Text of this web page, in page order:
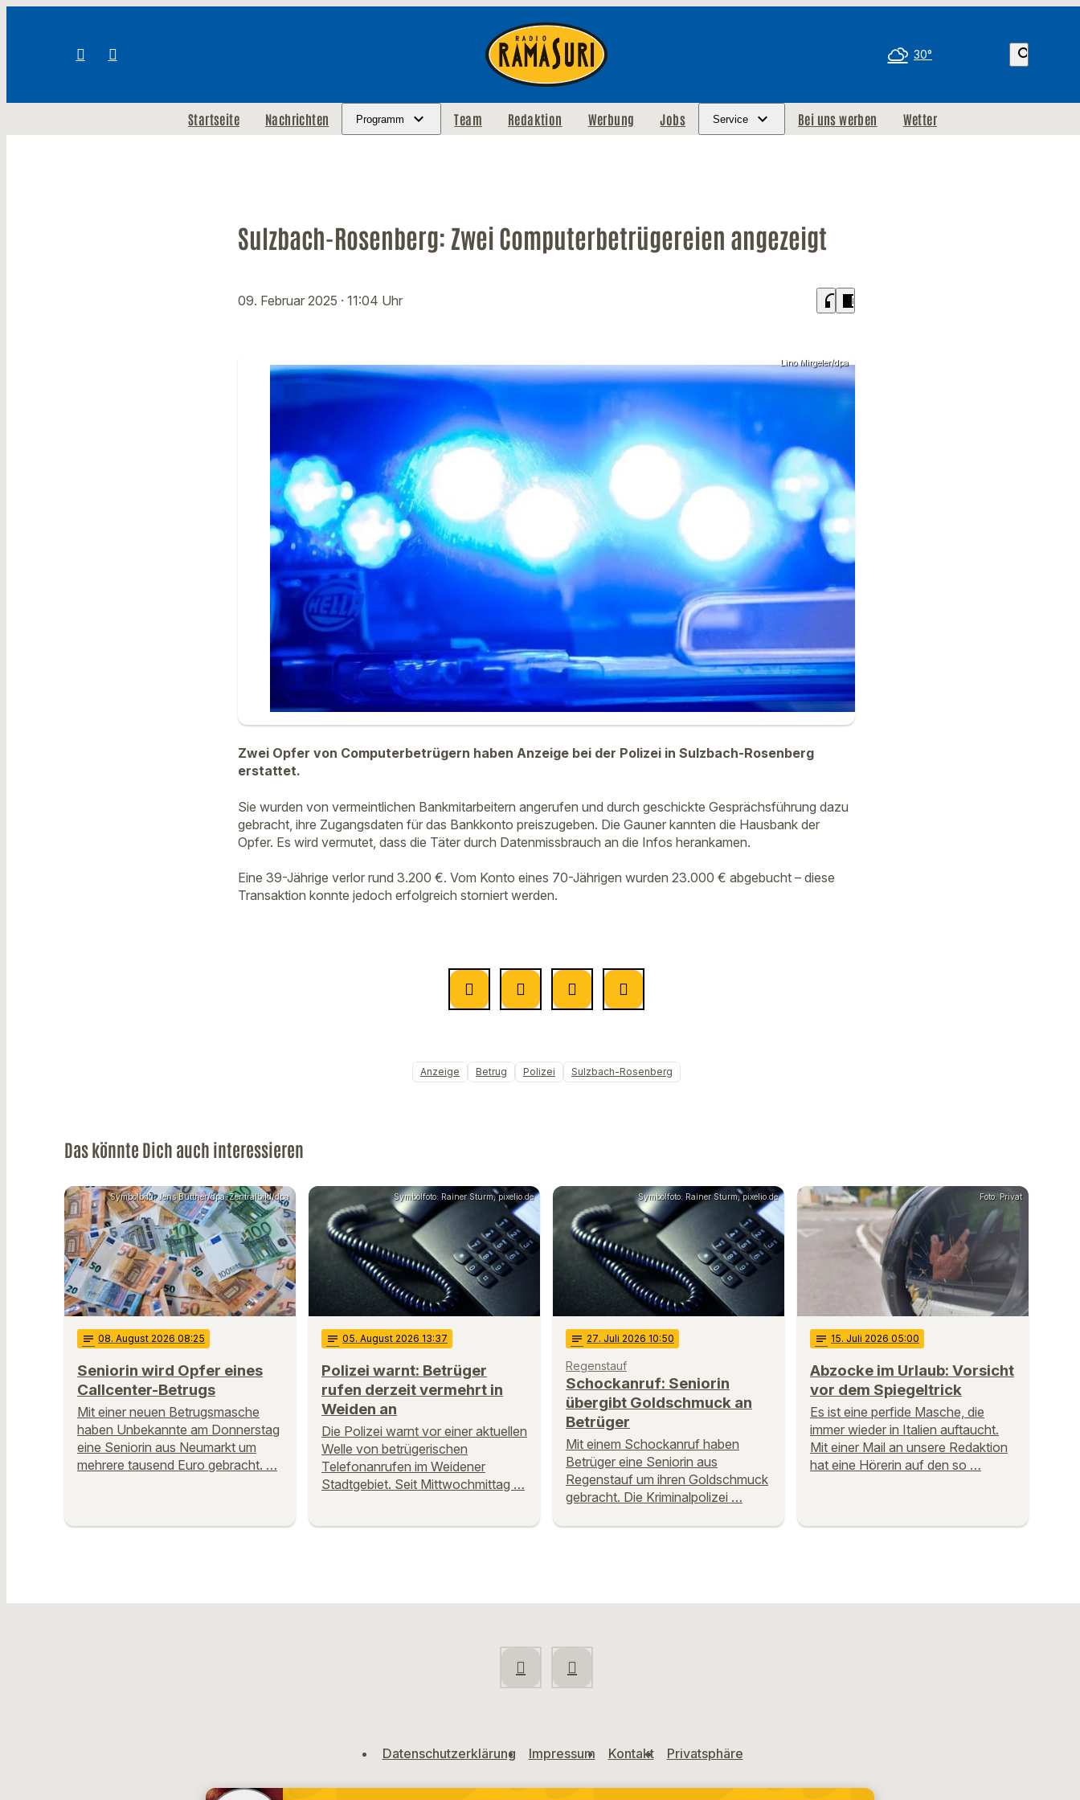
30° search
Startseite Nachrichten Programm Team Redaktion Werbung Jobs Service Bei uns werben Wetter
Sulzbach-Rosenberg: Zwei Computerbetrügereien angezeigt
09. Februar 2025 · 11:04 Uhr headphones chrome_reader_mode
Lino Mirgeler/dpa
Zwei Opfer von Computerbetrügern haben Anzeige bei der Polizei in Sulzbach-Rosenberg
erstattet.
Sie wurden von vermeintlichen Bankmitarbeitern angerufen und durch geschickte Gesprächsführung dazu
gebracht, ihre Zugangsdaten für das Bankkonto preiszugeben. Die Gauner kannten die Hausbank der
Opfer. Es wird vermutet, dass die Täter durch Datenmissbrauch an die Infos herankamen.
Eine 39-Jährige verlor rund 3.200 €. Vom Konto eines 70-Jährigen wurden 23.000 € abgebucht – diese
Transaktion konnte jedoch erfolgreich storniert werden.
Anzeige Betrug Polizei Sulzbach-Rosenberg
Das könnte Dich auch interessieren
Symbolbild: Jens Büttner/dpa-Zentralbild/dpa
notes 08. August 2026 08:25
Seniorin wird Opfer eines
Callcenter-Betrugs
Mit einer neuen Betrugsmasche
haben Unbekannte am Donnerstag
eine Seniorin aus Neumarkt um
mehrere tausend Euro gebracht. …
Symbolfoto: Rainer Sturm, pixelio.de
notes 05. August 2026 13:37
Polizei warnt: Betrüger
rufen derzeit vermehrt in
Weiden an
Die Polizei warnt vor einer aktuellen
Welle von betrügerischen
Telefonanrufen im Weidener
Stadtgebiet. Seit Mittwochmittag …
Symbolfoto: Rainer Sturm, pixelio.de
notes 27. Juli 2026 10:50
Regenstauf
Schockanruf: Seniorin
übergibt Goldschmuck an
Betrüger
Mit einem Schockanruf haben
Betrüger eine Seniorin aus
Regenstauf um ihren Goldschmuck
gebracht. Die Kriminalpolizei …
Foto: Privat
notes 15. Juli 2026 05:00
Abzocke im Urlaub: Vorsicht
vor dem Spiegeltrick
Es ist eine perfide Masche, die
immer wieder in Italien auftaucht.
Mit einer Mail an unsere Redaktion
hat eine Hörerin auf den so …
Datenschutzerklärung Impressum Kontakt Privatsphäre